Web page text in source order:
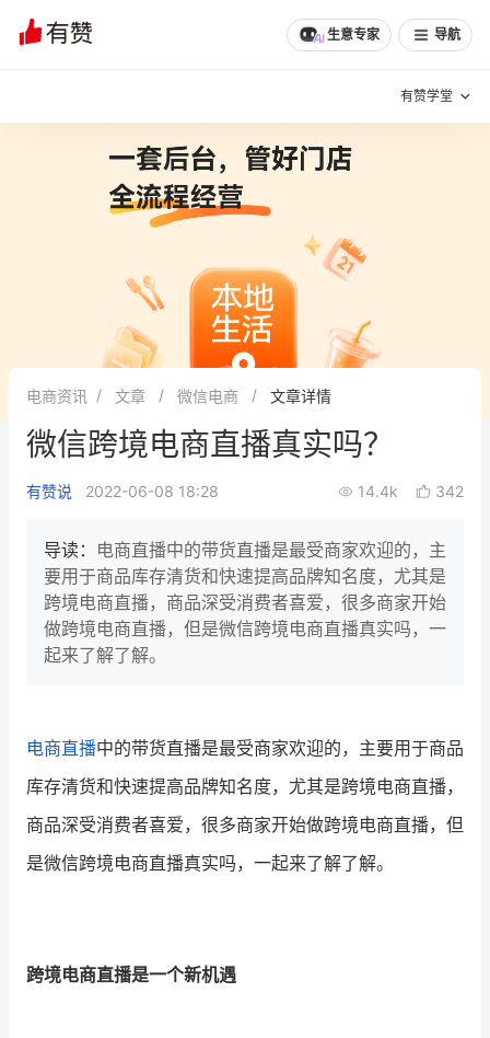
生意专家 导航
有赞学堂
增长方法
有赞专家说
新零售最佳实践
面对面聊增长
AllValue 战略合作
增长产品指南
智库
品牌消费观 行业报告
新零售资讯
私域课程
电商资讯 文章 微信电商 文章详情
微信跨境电商直播真实吗？
有赞说 2022-06-08 18:28 14.4k 342
导读： 电商直播中的带货直播是最受商家欢迎的，主
要用于商品库存清货和快速提高品牌知名度，尤其是
跨境电商直播，商品深受消费者喜爱，很多商家开始
做跨境电商直播，但是微信跨境电商直播真实吗，一
起来了解了解。
电商直播中的带货直播是最受商家欢迎的，主要用于商品
库存清货和快速提高品牌知名度，尤其是跨境电商直播，
商品深受消费者喜爱，很多商家开始做跨境电商直播，但
是微信跨境电商直播真实吗，一起来了解了解。
跨境电商直播是一个新机遇